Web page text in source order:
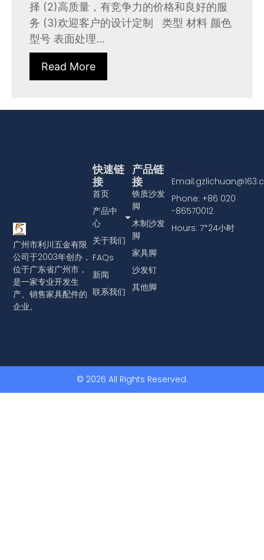
择 (2)高质量，有竞争力的价格和良好的服
务 (3)欢迎客户的设计定制 类型 材料 颜色
型号 表面处理...
Read More
广州市利川五金有限
公司于2003年创办，
位于广东省广州市，
是一家专业开发生
产、销售家具配件的
企业。
产品链
接
铁质沙发
脚
木制沙发
脚
家具脚
沙发钉
其他脚
快速链
接
首页
产品中
心
关于我们
FAQs
新闻
联系我们
Phone: +86 020
-86570012
Hours: 7*24小时
© 2026 All Rights Reserved.